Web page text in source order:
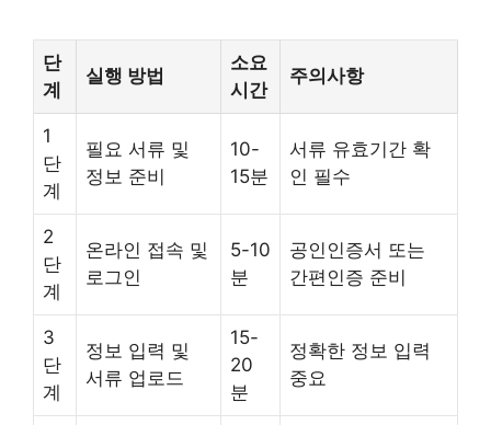
단
계
실행 방법
소요
시간
주의사항
1
단
계
필요 서류 및
정보 준비
10-
15분
서류 유효기간 확
인 필수
2
단
계
온라인 접속 및
로그인
5-10
분
공인인증서 또는
간편인증 준비
3
단
계
정보 입력 및
서류 업로드
15-
20
분
정확한 정보 입력
중요